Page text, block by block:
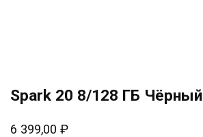
Spark 20 8/128 ГБ Чёрный
6 399,00 ₽